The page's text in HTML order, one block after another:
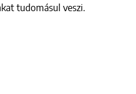
tudomásul veszi.